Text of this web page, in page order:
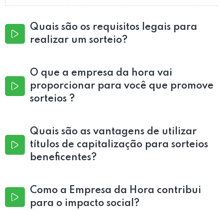
Quais são os requisitos legais para
realizar um sorteio?
O que a empresa da hora vai
proporcionar para você que promove
sorteios ?
Quais são as vantagens de utilizar
títulos de capitalização para sorteios
beneficentes?
Como a Empresa da Hora contribui
para o impacto social?